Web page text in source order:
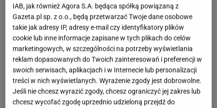
Syn Stanisława Soyki o ostatnich chwilach
ojca. "Nie było z nim nikogo"
IAB, jak również Agora S.A. będąca spółką powiązaną z
Gazeta.pl sp. z o.o., będą przetwarzać Twoje dane osobowe
takie jak adresy IP, adresy e-mail czy identyfikatory plików
cookie lub inne informacje zapisane w tych plikach do celów
marketingowych, w szczególności na potrzeby wyświetlania
reklam dopasowanych do Twoich zainteresowań i preferencji w
swoich serwisach, aplikacjach i w Internecie lub personalizacji
treści w nich wyświetlanych. Wyrażenie zgody jest dobrowolne.
Jeśli nie chcesz wyrazić zgody, chcesz ograniczyć jej zakres lub
chcesz wycofać zgodę uprzednio udzieloną przejdź do